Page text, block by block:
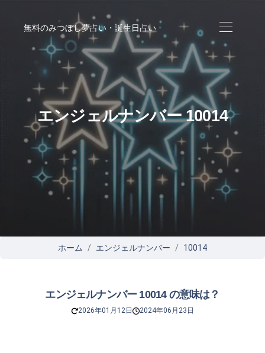
無料のみつぼし夢占い・誕生日占い
エンジェルナンバー 10014
ホーム エンジェルナンバー 10014
エンジェルナンバー 10014 の意味は？
2026年01月12日 2024年06月23日